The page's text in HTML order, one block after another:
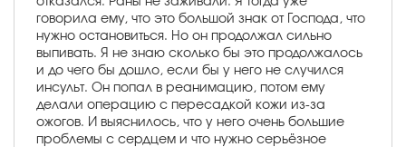
говорила ему, что это большой знак от Господа, что
нужно остановиться. Но он продолжал сильно
выпивать. Я не знаю сколько бы это продолжалось
и до чего бы дошло, если бы у него не случился
инсульт. Он попал в реанимацию, потом ему
делали операцию с пересадкой кожи из-за
ожогов. И выяснилось, что у него очень большие
проблемы с сердцем и что нужно серьёзное